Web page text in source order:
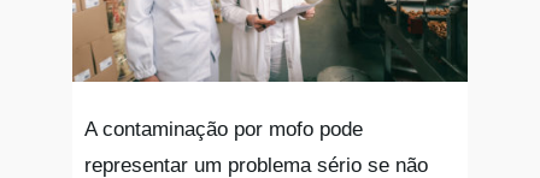
A contaminação por mofo pode
representar um problema sério se não